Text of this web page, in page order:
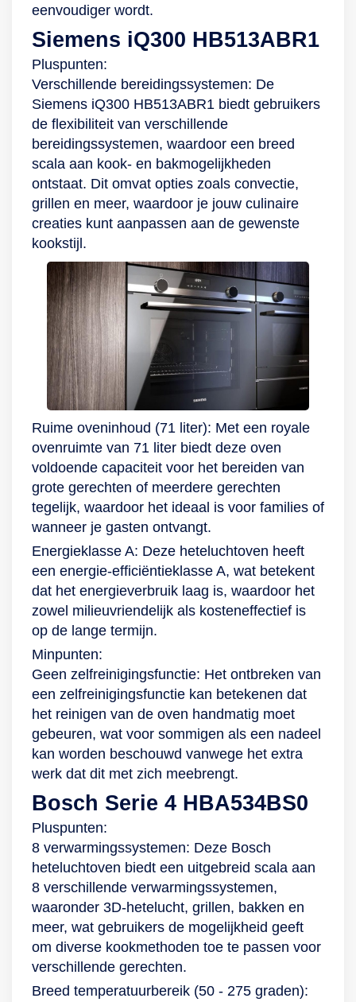
bakplaat,
ovenrooster en
stoomblad bij. Eerst
kookinspiratie
nodig? Met
SmartThings
Cooking profiteer je
niet alleen van
handige kookhulp,
maar krijg je ook
gepersonaliseerde
waarmee je gelijk
aan de slag gaat.
Wat ga jij als eerste
maken?
eenvoudiger wordt.
Siemens iQ300 HB513ABR1
Pluspunten:
Verschillende bereidingssystemen: De
Siemens iQ300 HB513ABR1 biedt gebruikers
de flexibiliteit van verschillende
bereidingssystemen, waardoor een breed
scala aan kook- en bakmogelijkheden
ontstaat. Dit omvat opties zoals convectie,
grillen en meer, waardoor je jouw culinaire
creaties kunt aanpassen aan de gewenste
kookstijl.
Ruime oveninhoud (71 liter): Met een royale
ovenruimte van 71 liter biedt deze oven
voldoende capaciteit voor het bereiden van
grote gerechten of meerdere gerechten
tegelijk, waardoor het ideaal is voor families of
wanneer je gasten ontvangt.
Energieklasse A: Deze heteluchtoven heeft
een energie-efficiëntieklasse A, wat betekent
dat het energieverbruik laag is, waardoor het
zowel milieuvriendelijk als kosteneffectief is
op de lange termijn.
Minpunten:
Geen zelfreinigingsfunctie: Het ontbreken van
een zelfreinigingsfunctie kan betekenen dat
het reinigen van de oven handmatig moet
gebeuren, wat voor sommigen als een nadeel
kan worden beschouwd vanwege het extra
werk dat dit met zich meebrengt.
Bosch Serie 4 HBA534BS0
Pluspunten:
8 verwarmingssystemen: Deze Bosch
heteluchtoven biedt een uitgebreid scala aan
8 verschillende verwarmingssystemen,
waaronder 3D-hetelucht, grillen, bakken en
meer, wat gebruikers de mogelijkheid geeft
om diverse kookmethoden toe te passen voor
verschillende gerechten.
Breed temperatuurbereik (50 - 275 graden):